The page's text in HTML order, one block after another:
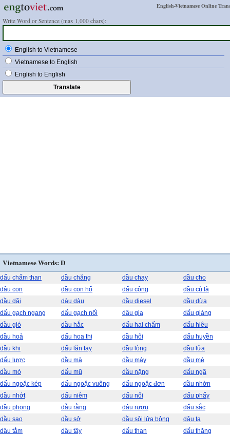
English-Vietnamese Online
Write Word or Sentence (max 1,000 chars):
English to Vietnamese
Vietnamese to English
English to English
Vietnamese Words: D
dấu chấm than dầu chăng dầu chay
dầu cho
dâu con
dầu con hổ dấu cộng
dầu cù là
dầu dãi
dàu dàu dầu diesel
dầu dừa
dấu gạch ngang
dấu gạch nối dâu gia
dấu giáng
dầu gió
dầu hắc dấu hai chấm
dấu hiệu
dầu hoả
dấu hoa thị dầu hôi
dấu huyền
dầu khi
dấu lăn tay dầu lòng
dầu lửa
dấu lược
dầu mà dầu máy
dầu mè
dầu mỏ
dấu mũ dầu nặng
dấu ngã
dấu ngoặc kép
dấu ngoặc vuông dấu ngoặc đơn
dầu nhờn
dầu nhớt
dấu niêm dấu nối
dấu phẩy
dầu phọng
dẫu rằng dâu rượu
dấu sắc
dầu sao
dầu sở dầu sôi lửa bỏng
dâu ta
dâu tằm
dâu tây dấu than
dấu thăng